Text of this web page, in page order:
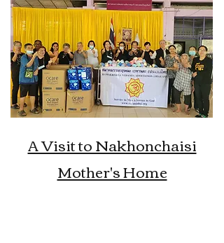
A Visit to Nakhonchaisi
Mother's Home